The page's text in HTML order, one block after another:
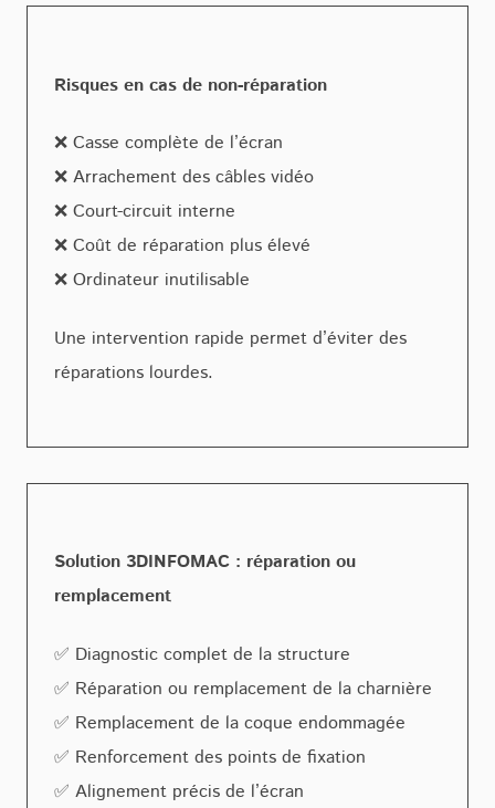
Risques en cas de non-réparation
❌ Casse complète de l’écran
❌ Arrachement des câbles vidéo
❌ Court-circuit interne
❌ Coût de réparation plus élevé
❌ Ordinateur inutilisable
Une intervention rapide permet d’éviter des
réparations lourdes.
Solution 3DINFOMAC : réparation ou
remplacement
✅ Diagnostic complet de la structure
✅ Réparation ou remplacement de la charnière
✅ Remplacement de la coque endommagée
✅ Renforcement des points de fixation
✅ Alignement précis de l’écran